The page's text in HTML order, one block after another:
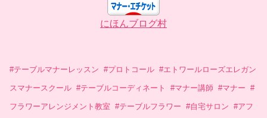
にほんブログ村
#テーブルマナーレッスン #プロトコール #エトワールローズエレガン
スマナースクール #テーブルコーディネート #マナー講師 #マナー #
フラワーアレンジメント教室 #テーブルフラワー #自宅サロン #アフ